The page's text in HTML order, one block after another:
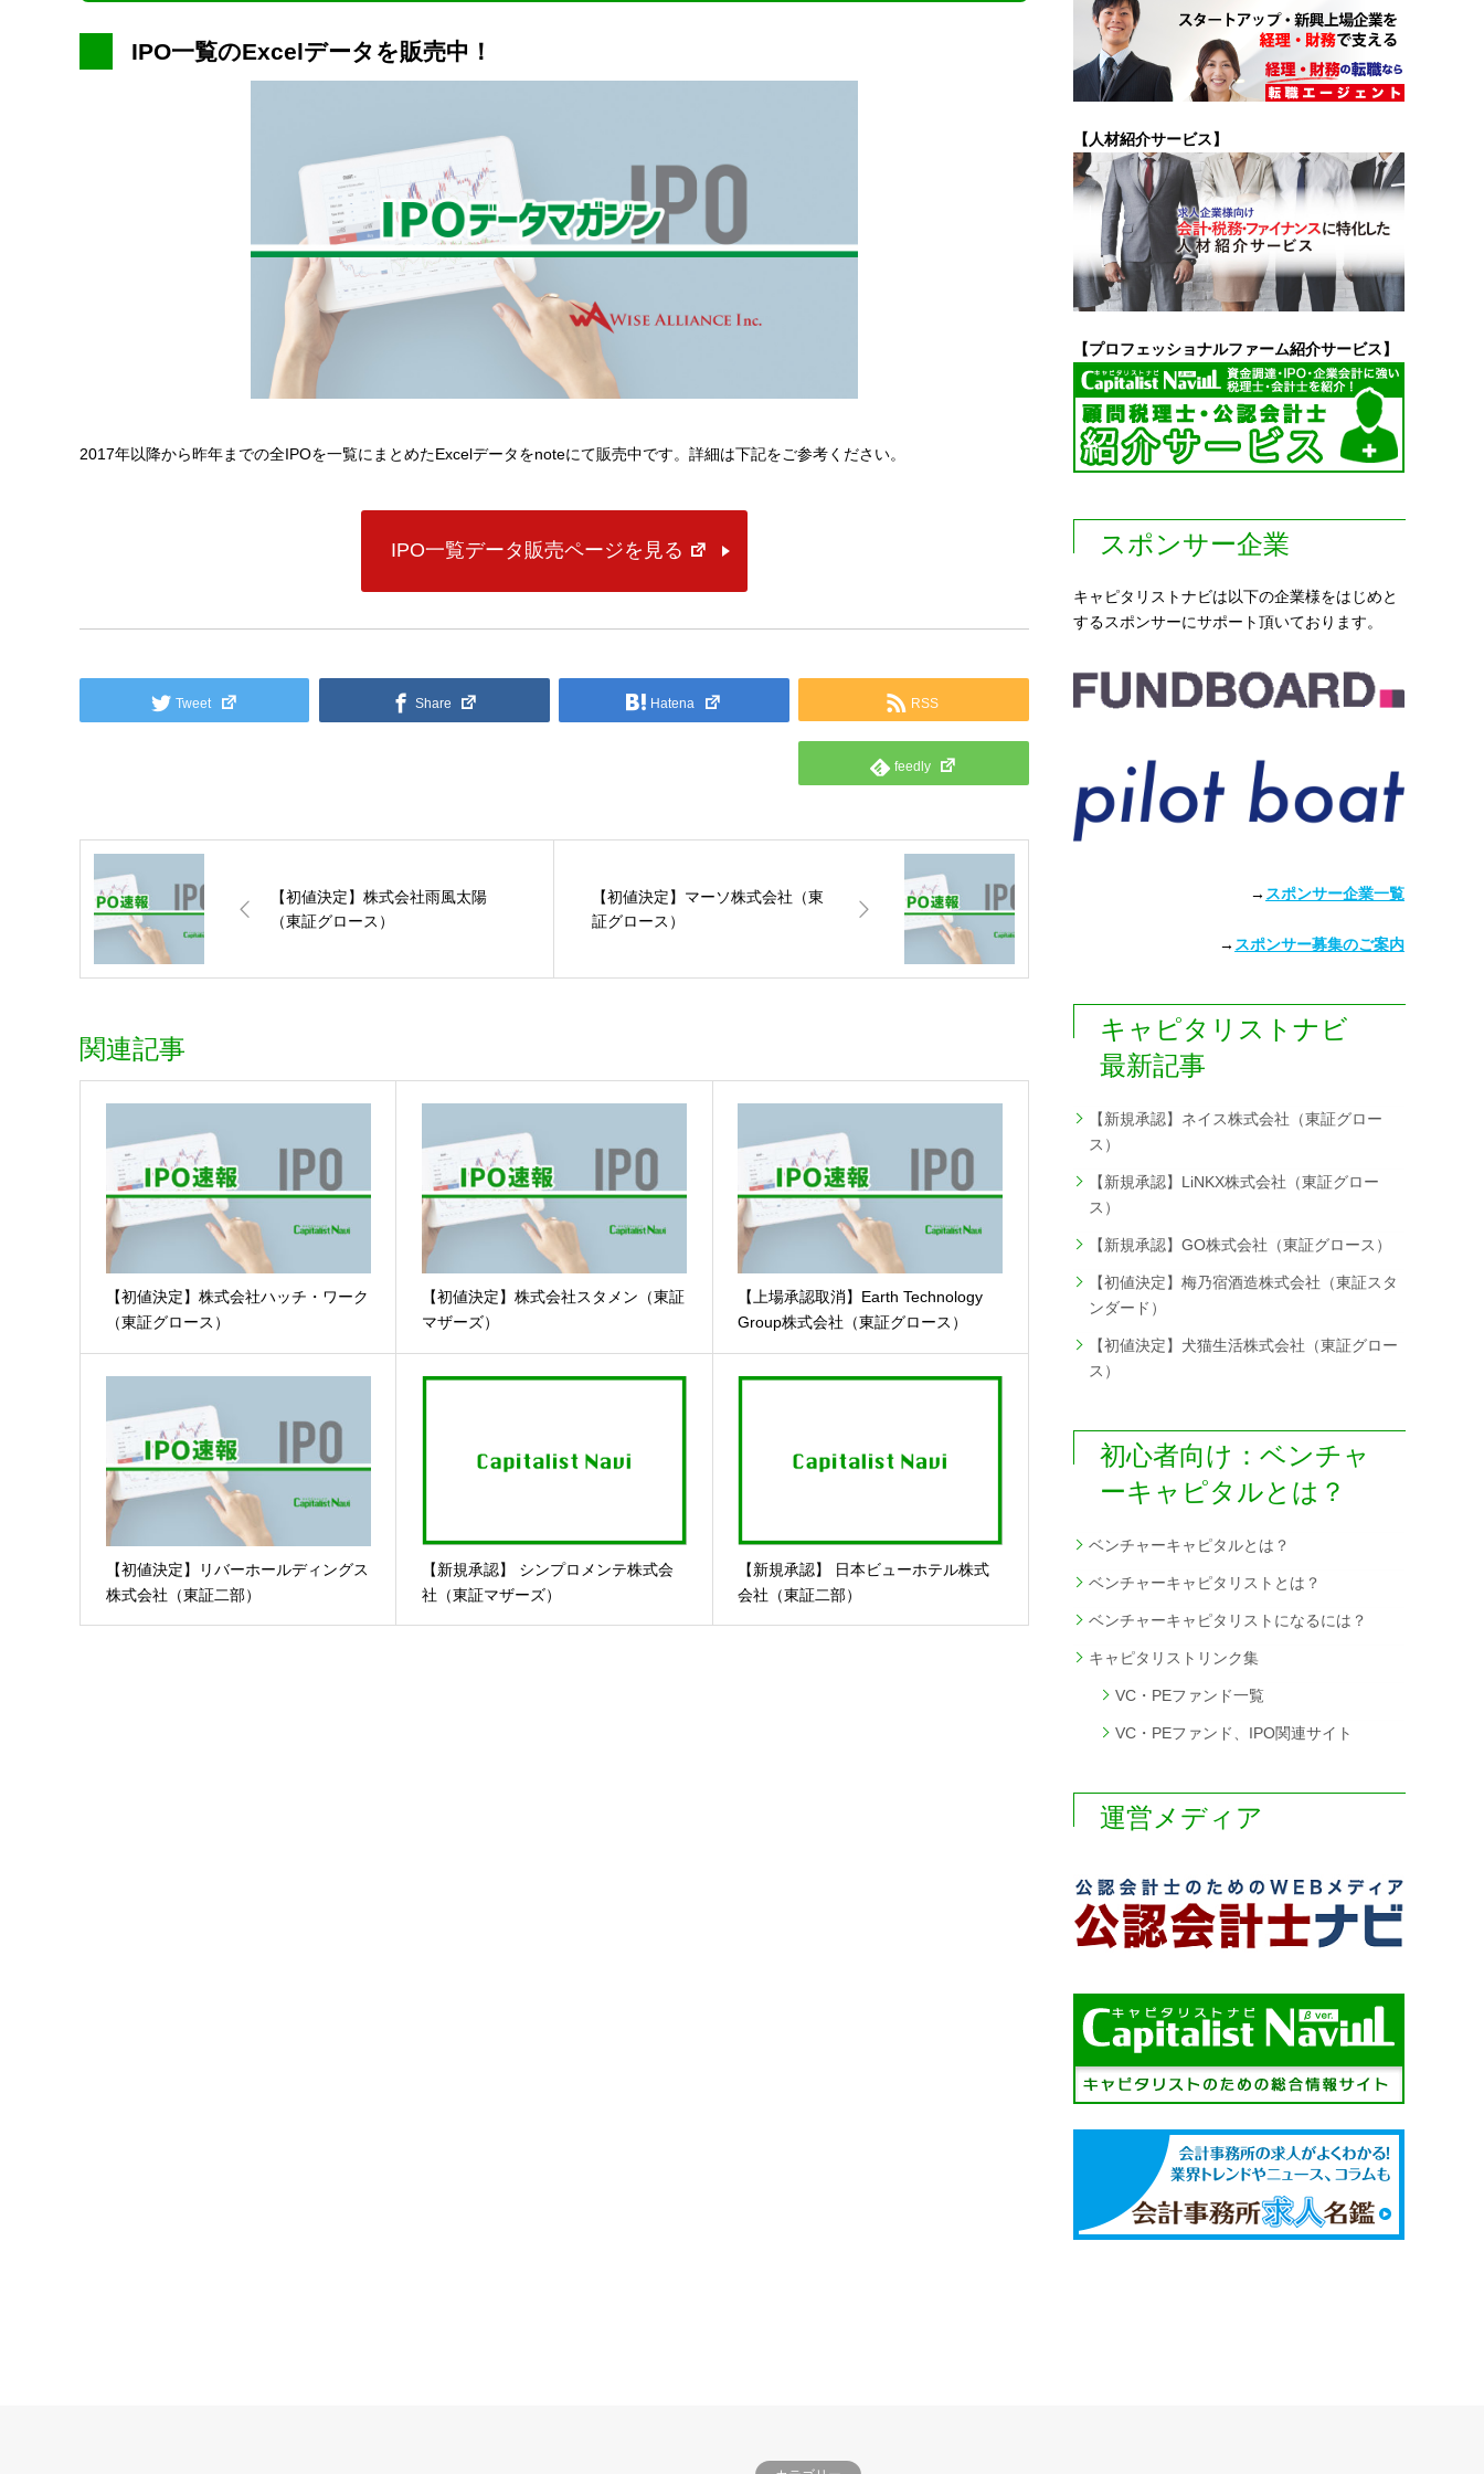
IPO一覧のExcelデータを販売中！
2017年以降から昨年までの全IPOを一覧にまとめたExcelデータをnoteにて販売中です。詳細は下記をご参考ください。
IPO一覧データ販売ページを見る
Tweet Share Hatena RSS
feedly
【初値決定】株式会社雨風太陽
（東証グロース）
【初値決定】マーソ株式会社（東
証グロース）
関連記事
【初値決定】株式会社ハッチ・ワーク
（東証グロース）
【初値決定】株式会社スタメン（東証
マザーズ）
【上場承認取消】Earth Technology
Group株式会社（東証グロース）
【初値決定】リバーホールディングス
株式会社（東証二部）
【新規承認】 シンプロメンテ株式会
社（東証マザーズ）
【新規承認】 日本ビューホテル株式
会社（東証二部）
【人材紹介サービス】
【プロフェッショナルファーム紹介サービス】
スポンサー企業
キャピタリストナビは以下の企業様をはじめと
するスポンサーにサポート頂いております。
→ スポンサー企業一覧
→ スポンサー募集のご案内
キャピタリストナビ
最新記事
【新規承認】ネイス株式会社（東証グロー
ス）
【新規承認】LiNKX株式会社（東証グロー
ス）
【新規承認】GO株式会社（東証グロース）
【初値決定】梅乃宿酒造株式会社（東証スタ
ンダード）
【初値決定】犬猫生活株式会社（東証グロー
ス）
初心者向け：ベンチャ
ーキャピタルとは？
ベンチャーキャピタルとは？
ベンチャーキャピタリストとは？
ベンチャーキャピタリストになるには？
キャピタリストリンク集
VC・PEファンド一覧
VC・PEファンド、IPO関連サイト
運営メディア